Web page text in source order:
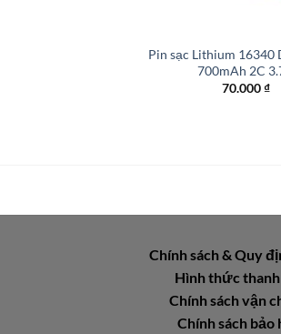
Pin sạc Lithium 16340
700mAh 2C
70.000₫
Chính sách & Quy
Hình thức
Chính sách vận
Chính sách bảo